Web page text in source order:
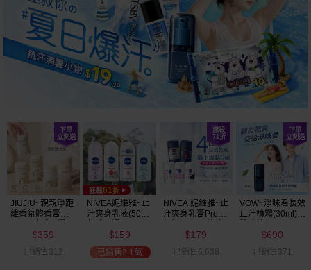
JIUJIU~親親淨距
離香氛體香膏
$359
已銷售313
NIVEA妮維雅~止
汗爽身乳液(50ml)
$159
已銷售2.1萬
NIVEA 妮維雅~止
汗爽身乳膏Pro升
$179
已銷售6,638
VOW~淨味君長效
止汗噴霧(30ml)
$690
已銷售371